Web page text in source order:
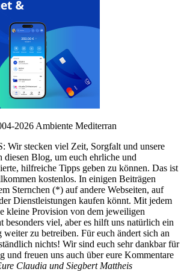
2026 Ambiente Mediterran
stecken viel Zeit, Sorgfalt und unsere
diesen Blog, um euch ehrliche und
hilfreiche Tipps geben zu können. Das ist
kostenlos. In einigen Beiträgen
Sternchen (*) auf andere Webseiten, auf
Dienstleistungen kaufen könnt. Mit jedem
kleine Provision von dem jeweiligen
besonders viel, aber es hilft uns natürlich ein
weiter zu betreiben. Für euch ändert sich an
nichts! Wir sind euch sehr dankbar für
und freuen uns auch über eure Kommentare
Claudia und Siegbert Mattheis